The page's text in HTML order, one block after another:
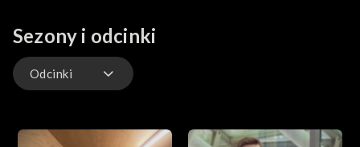
Sezony i odcinki
Odcinki